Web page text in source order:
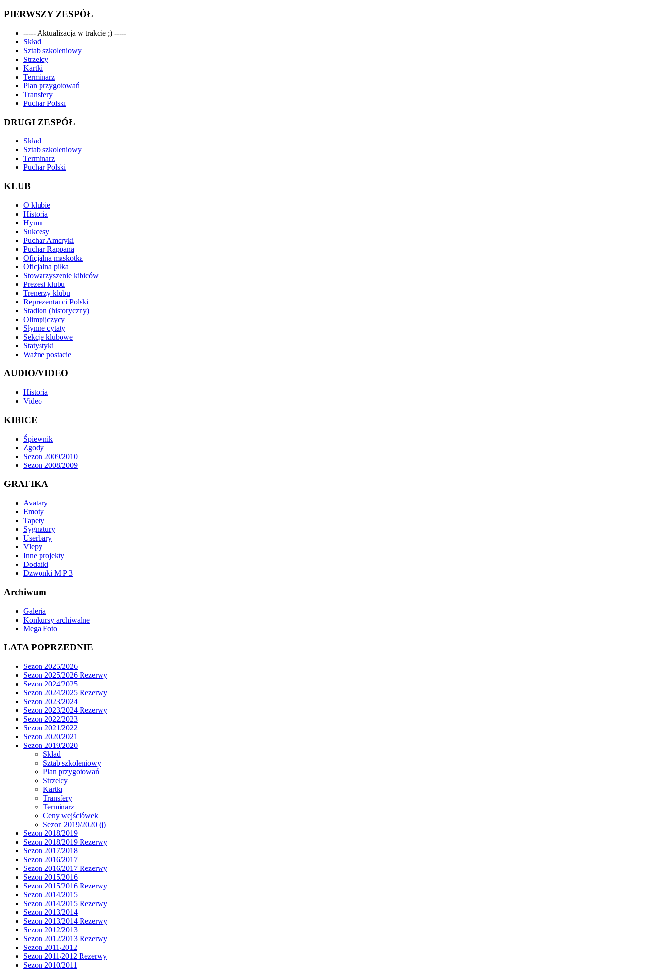
PIERWSZY ZESPÓŁ
----- Aktualizacja w trakcie ;) -----
Skład
Sztab szkoleniowy
Strzelcy
Kartki
Terminarz
Plan przygotowań
Transfery
Puchar Polski
DRUGI ZESPÓŁ
Skład
Sztab szkoleniowy
Terminarz
Puchar Polski
KLUB
O klubie
Historia
Hymn
Sukcesy
Puchar Ameryki
Puchar Rappana
Oficjalna maskotka
Oficjalna piłka
Stowarzyszenie kibiców
Prezesi klubu
Trenerzy klubu
Reprezentanci Polski
Stadion (historyczny)
Olimpijczycy
Słynne cytaty
Sekcje klubowe
Statystyki
Ważne postacie
AUDIO/VIDEO
Historia
Video
KIBICE
Śpiewnik
Zgody
Sezon 2009/2010
Sezon 2008/2009
GRAFIKA
Avatary
Emoty
Tapety
Sygnatury
Userbary
Vlepy
Inne projekty
Dodatki
Dzwonki M P 3
Archiwum
Galeria
Konkursy archiwalne
Mega Foto
LATA POPRZEDNIE
Sezon 2025/2026
Sezon 2025/2026 Rezerwy
Sezon 2024/2025
Sezon 2024/2025 Rezerwy
Sezon 2023/2024
Sezon 2023/2024 Rezerwy
Sezon 2022/2023
Sezon 2021/2022
Sezon 2020/2021
Sezon 2019/2020
Skład
Sztab szkoleniowy
Plan przygotowań
Strzelcy
Kartki
Transfery
Terminarz
Ceny wejściówek
Sezon 2019/2020 (j)
Sezon 2018/2019
Sezon 2018/2019 Rezerwy
Sezon 2017/2018
Sezon 2016/2017
Sezon 2016/2017 Rezerwy
Sezon 2015/2016
Sezon 2015/2016 Rezerwy
Sezon 2014/2015
Sezon 2014/2015 Rezerwy
Sezon 2013/2014
Sezon 2013/2014 Rezerwy
Sezon 2012/2013
Sezon 2012/2013 Rezerwy
Sezon 2011/2012
Sezon 2011/2012 Rezerwy
Sezon 2010/2011